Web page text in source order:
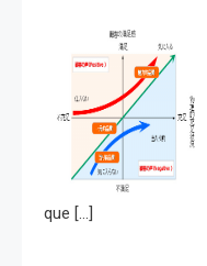
que […]